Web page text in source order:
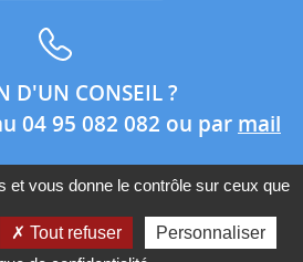
D'UN CONSEIL ?
04 95 082 082 ou par mail
de ventes
Mentions légales
de confidentialité
et vous donne le contrôle sur ceux que
Tout refuser
Personnaliser